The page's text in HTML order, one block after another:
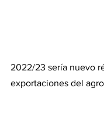
2022/23 sería nuevo
exportaciones del agro